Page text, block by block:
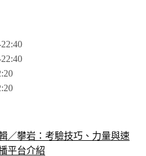
／攀岩：考驗技巧、力量與速
平台介紹